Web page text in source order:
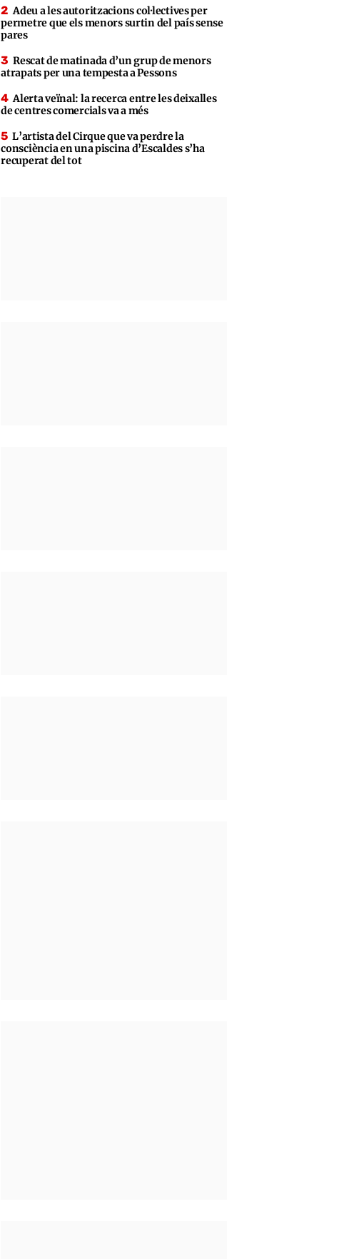
Adeu a les autoritzacions col·lectives per
permetre que els menors surtin del país sense
pares
Rescat de matinada d’un grup de menors
atrapats per una tempesta a Pessons
Alerta veïnal: la recerca entre les deixalles
de centres comercials va a més
L’artista del Cirque que va perdre la
consciència en una piscina d’Escaldes s’ha
recuperat del tot